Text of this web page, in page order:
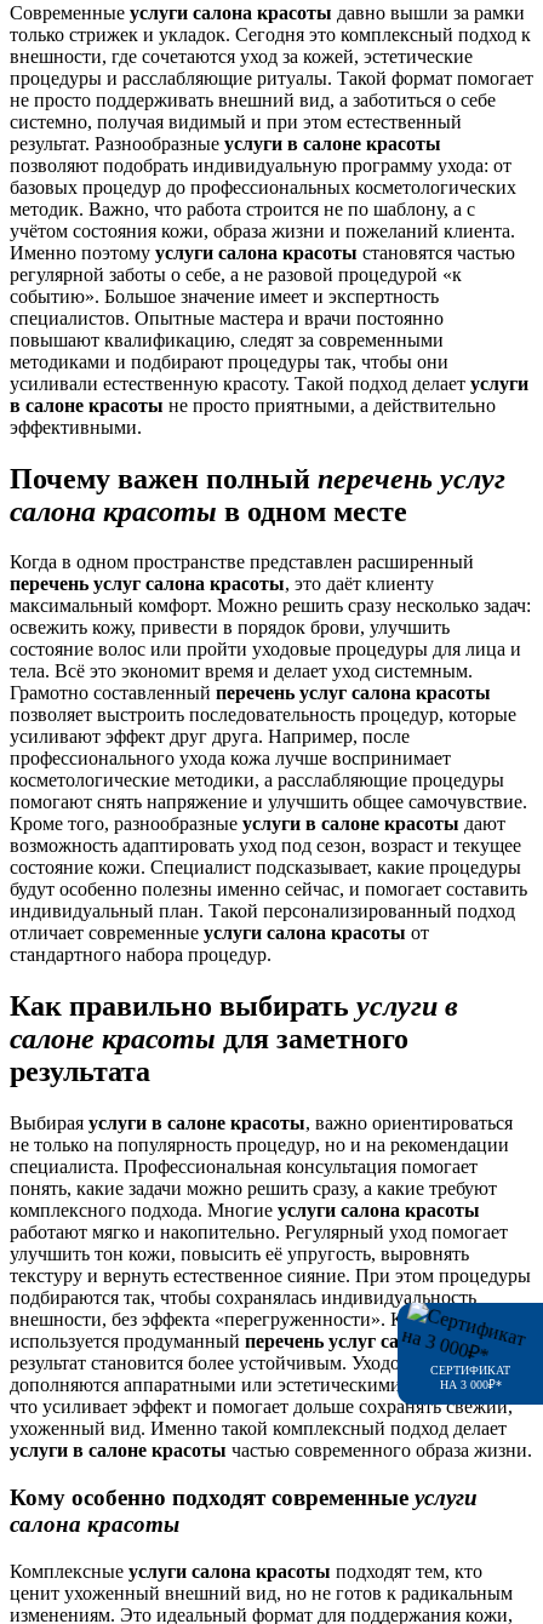
Современные услуги салона красоты давно вышли за рамки
только стрижек и укладок. Сегодня это комплексный подход к
внешности, где сочетаются уход за кожей, эстетические
процедуры и расслабляющие ритуалы. Такой формат помогает
не просто поддерживать внешний вид, а заботиться о себе
системно, получая видимый и при этом естественный
результат. Разнообразные услуги в салоне красоты
позволяют подобрать индивидуальную программу ухода: от
базовых процедур до профессиональных косметологических
методик. Важно, что работа строится не по шаблону, а с
учётом состояния кожи, образа жизни и пожеланий клиента.
Именно поэтому услуги салона красоты становятся частью
регулярной заботы о себе, а не разовой процедурой «к
событию». Большое значение имеет и экспертность
специалистов. Опытные мастера и врачи постоянно
повышают квалификацию, следят за современными
методиками и подбирают процедуры так, чтобы они
усиливали естественную красоту. Такой подход делает услуги
в салоне красоты не просто приятными, а действительно
эффективными.
Почему важен полный перечень услуг
салона красоты в одном месте
Когда в одном пространстве представлен расширенный
перечень услуг салона красоты, это даёт клиенту
максимальный комфорт. Можно решить сразу несколько задач:
освежить кожу, привести в порядок брови, улучшить
состояние волос или пройти уходовые процедуры для лица и
тела. Всё это экономит время и делает уход системным.
Грамотно составленный перечень услуг салона красоты
позволяет выстроить последовательность процедур, которые
усиливают эффект друг друга. Например, после
профессионального ухода кожа лучше воспринимает
косметологические методики, а расслабляющие процедуры
помогают снять напряжение и улучшить общее самочувствие.
Кроме того, разнообразные услуги в салоне красоты дают
возможность адаптировать уход под сезон, возраст и текущее
состояние кожи. Специалист подсказывает, какие процедуры
будут особенно полезны именно сейчас, и помогает составить
индивидуальный план. Такой персонализированный подход
отличает современные услуги салона красоты от
стандартного набора процедур.
Как правильно выбирать услуги в
салоне красоты для заметного
результата
Выбирая услуги в салоне красоты, важно ориентироваться
не только на популярность процедур, но и на рекомендации
специалиста. Профессиональная консультация помогает
понять, какие задачи можно решить сразу, а какие требуют
комплексного подхода. Многие услуги салона красоты
работают мягко и накопительно. Регулярный уход помогает
улучшить тон кожи, повысить её упругость, выровнять
текстуру и вернуть естественное сияние. При этом процедуры
подбираются так, чтобы сохранялась индивидуальность
внешности, без эффекта «перегруженности». Когда
используется продуманный перечень услуг салона красоты,
результат становится более устойчивым. Уходовые процедуры
дополняются аппаратными или эстетическими методиками,
что усиливает эффект и помогает дольше сохранять свежий,
ухоженный вид. Именно такой комплексный подход делает
услуги в салоне красоты частью современного образа жизни.
Кому особенно подходят современные услуги
салона красоты
Комплексные услуги салона красоты подходят тем, кто
ценит ухоженный внешний вид, но не готов к радикальным
изменениям. Это идеальный формат для поддержания кожи,
СЕРТИФИКАТ
НА 3 000₽*